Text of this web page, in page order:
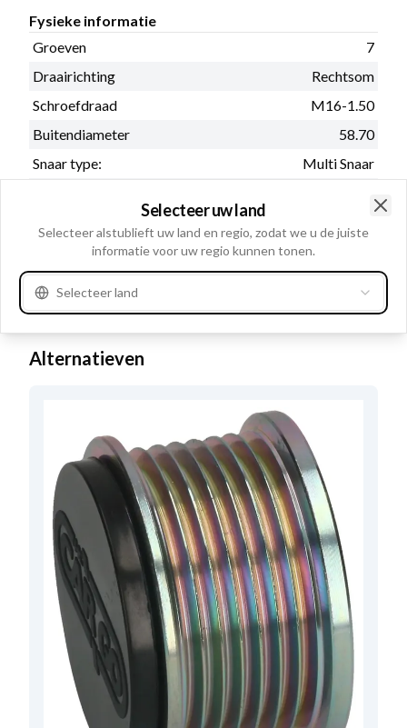
Fysieke informatie
Groeven
7
Draairichting
Rechtsom
Schroefdraad
M16-1.50
Buitendiameter
58.70
Snaar type:
Multi Snaar
Afmeting 1 groef
8.00
Zie meer
Alternatieven
Selecteer uw land
Selecteer alstublieft uw land en regio, zodat we u de juiste
informatie voor uw regio kunnen tonen.
Selecteer land